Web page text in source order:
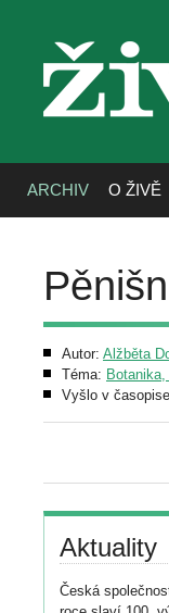
ARCHIV O ŽIVĚ
Autor: Alžběta
Téma:
Vyšlo v časopise
Aktuality
Česká